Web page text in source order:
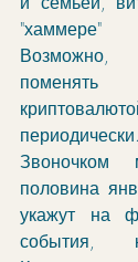
"хаммере"
Возможно,
периодически.
Звоночком
половина
укажут на
события,